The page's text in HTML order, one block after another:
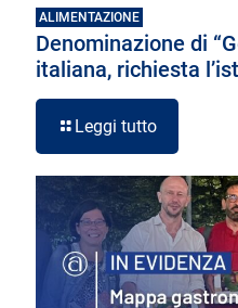
ALIMENTAZIONE
Denominazione di
italiana, richiesta
Leggi tutto